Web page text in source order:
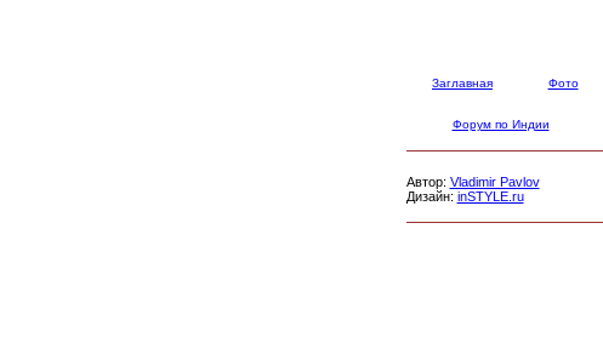
Заглавная Фото
Форум по Индии
Автор: Vladimir Pavlov
Дизайн: inSTYLE.ru